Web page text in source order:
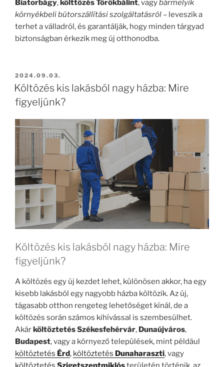
Biatorbágy, költtözés Törökbálint, vagybármelyik
környékbeli bútorszállítási szolgáltatásról – leveszik a
terhet a válladról, és garantálják, hogy minden tárgyad
biztonságban érkezik meg új otthonodba.
BEKÜLDVE:
2024.09.03.
Költözés kis lakásból nagy házba: Mire
figyeljünk?
Költözés kis lakásból nagy házba: Mire
figyeljünk?
A költözés egy új kezdet lehet, különösen akkor, ha egy
kisebb lakásból egy nagyobb házba költözik. Az új,
tágasabb otthon rengeteg lehetőséget kínál, de a
költözés során számos kihívással is szembesülhet.
Akárköltöztetés Székesfehérvár, Dunaújváros,
Budapest, vagy a környező települések, mint például
költöztetés Érd, költöztetés Dunaharaszti, vagy